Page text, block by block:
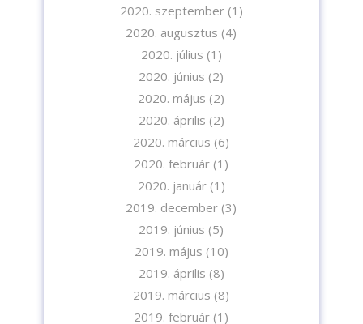
2020. szeptember(1)
2020. augusztus (4)
2020. július (1)
2020. június (2)
2020. május (2)
2020. április (2)
2020. március (6)
2020. február (1)
2020. január(1)
2019. december (3)
2019. június (5)
2019. május (10)
2019. április (8)
2019. március (8)
2019. február (1)